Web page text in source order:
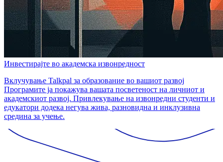
Инвестирајте во академска извонредност
Вклучување Talkpal за образование во вашиот развој
Програмите ја покажува вашата посветеност на личниот и
академскиот развој. Привлекување на извонредни студенти и
едукатори додека негува жива, разновидна и инклузивна
средина за учење.